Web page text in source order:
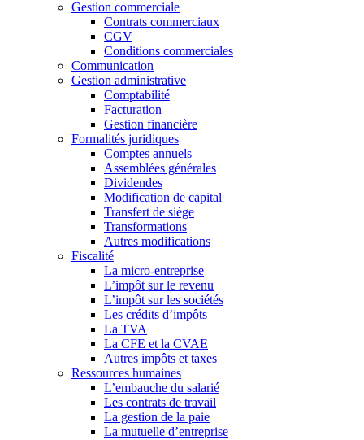
Gestion commerciale
Contrats commerciaux
CGV
Conditions commerciales
Communication
Gestion administrative
Comptabilité
Facturation
Gestion financière
Formalités juridiques
Comptes annuels
Assemblées générales
Dividendes
Modification de capital
Transfert de siège
Transformations
Autres modifications
Fiscalité
La micro-entreprise
L’impôt sur le revenu
L’impôt sur les sociétés
Les crédits d’impôts
La TVA
La CFE et la CVAE
Autres impôts et taxes
Ressources humaines
L’embauche du salarié
Les contrats de travail
La gestion de la paie
La mutuelle d’entreprise